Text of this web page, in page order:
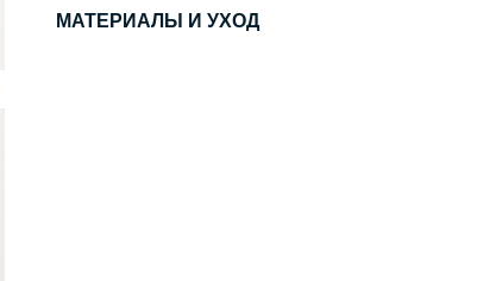
МАТЕРИАЛЫ И УХОД